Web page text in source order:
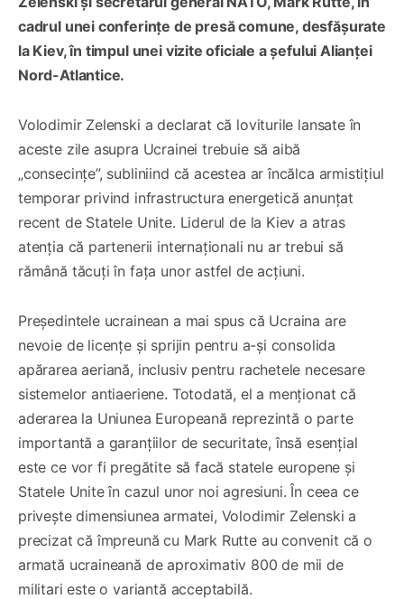
cadrul unei conferințe de presă comune, desfășurate
la Kiev, în timpul unei vizite oficiale a șefului Alianței
Nord-Atlantice.
Volodimir Zelenski a declarat că loviturile lansate în
aceste zile asupra Ucrainei trebuie să aibă
„consecințe”, subliniind că acestea ar încălca armistițiul
temporar privind infrastructura energetică anunțat
recent de Statele Unite. Liderul de la Kiev a atras
atenția că partenerii internaționali nu ar trebui să
rămână tăcuți în fața unor astfel de acțiuni.
Președintele ucrainean a mai spus că Ucraina are
nevoie de licențe și sprijin pentru a-și consolida
apărarea aeriană, inclusiv pentru rachetele necesare
sistemelor antiaeriene. Totodată, el a menționat că
aderarea la Uniunea Europeană reprezintă o parte
importantă a garanțiilor de securitate, însă esențial
este ce vor fi pregătite să facă statele europene și
Statele Unite în cazul unor noi agresiuni. În ceea ce
privește dimensiunea armatei, Volodimir Zelenski a
precizat că împreună cu Mark Rutte au convenit că o
armată ucraineană de aproximativ 800 de mii de
militari este o variantă acceptabilă.